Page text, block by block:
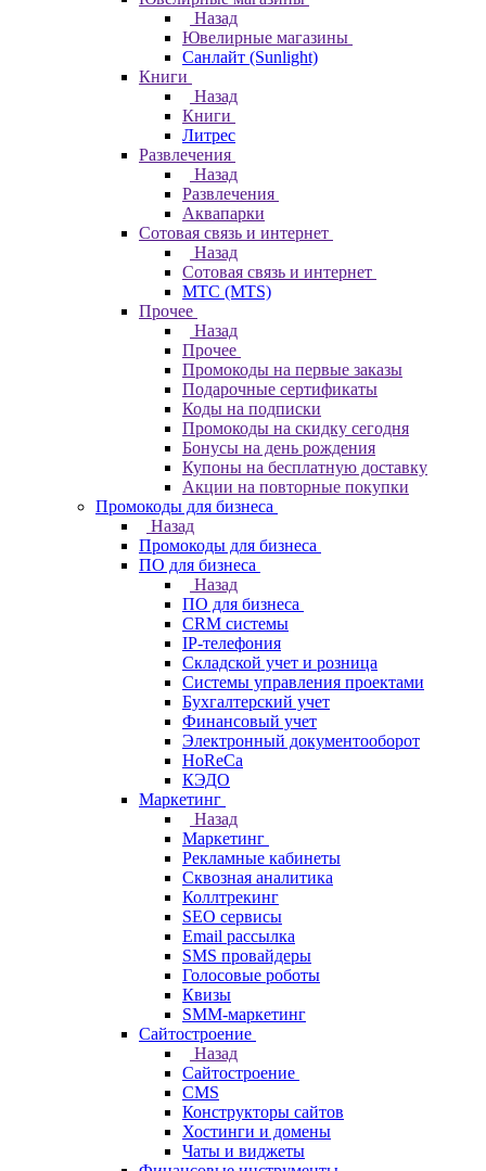
Назад
Ювелирные магазины
Санлайт (Sunlight)
Книги
Назад
Книги
Литрес
Развлечения
Назад
Развлечения
Аквапарки
Сотовая связь и интернет
Назад
Сотовая связь и интернет
МТС (MTS)
Прочее
Назад
Прочее
Промокоды на первые заказы
Подарочные сертификаты
Коды на подписки
Промокоды на скидку сегодня
Бонусы на день рождения
Купоны на бесплатную доставку
Акции на повторные покупки
Промокоды для бизнеса
Назад
Промокоды для бизнеса
ПО для бизнеса
Назад
ПО для бизнеса
CRM системы
IP-телефония
Складской учет и розница
Системы управления проектами
Бухгалтерский учет
Финансовый учет
Электронный документооборот
HoReCa
КЭДО
Маркетинг
Назад
Маркетинг
Рекламные кабинеты
Cквозная аналитика
Коллтрекинг
SEO сервисы
Email расcылка
SMS провайдеры
Голосовые роботы
Квизы
SMM-маркетинг
Сайтостроение
Назад
Сайтостроение
CMS
Конструкторы сайтов
Хостинги и домены
Чаты и виджеты